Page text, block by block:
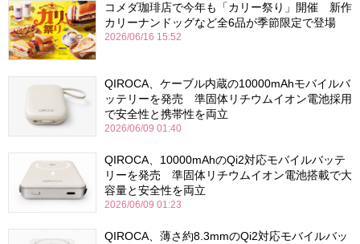
コメダ珈琲店で今年も「カリー祭り」開催 新作
カリーナンドッグなど全6品が季節限定で登場
2026/06/16 15:52
QIROCA、ケーブル内蔵の10000mAhモバイルバ
ッテリーを発売 準固体リチウムイオン電池採用
で安全性と携帯性を両立
2026/06/09 01:40
QIROCA、10000mAhのQi2対応モバイルバッテ
リーを発売 準固体リチウムイオン電池搭載で大
容量と安全性を両立
2026/06/09 01:23
QIROCA、薄さ約8.3mmのQi2対応モバイルバッ